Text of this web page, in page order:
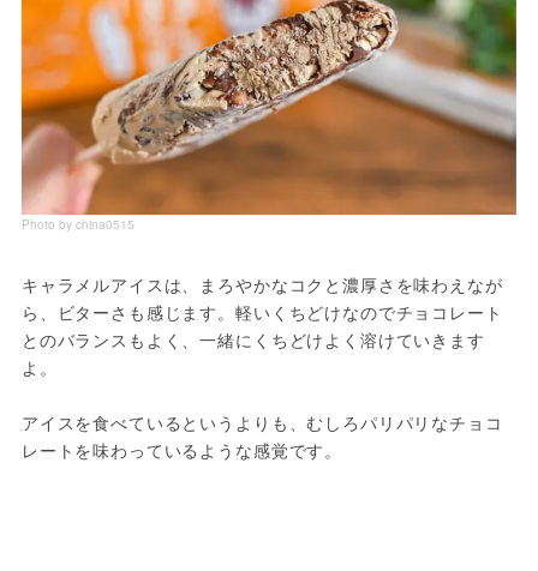
Photo by china0515
キャラメルアイスは、まろやかなコクと濃厚さを味わえなが
ら、ビターさも感じます。軽いくちどけなのでチョコレート
とのバランスもよく、一緒にくちどけよく溶けていきます
よ。
アイスを食べているというよりも、むしろパリパリなチョコ
レートを味わっているような感覚です。